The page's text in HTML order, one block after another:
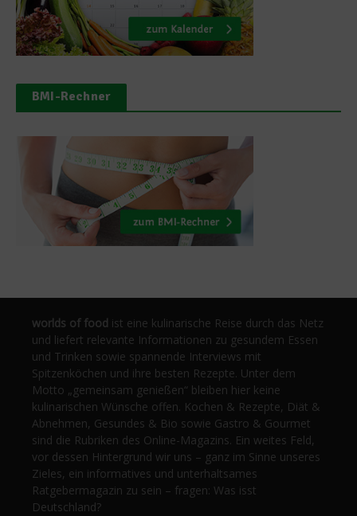
BMI-Rechner
worlds of food ist eine kulinarische Reise durch das Netz
und liefert relevante Informationen zu gesundem Essen
und Trinken sowie spannende Interviews mit
Spitzenköchen und ihre besten Rezepte. Unter dem
Motto „gemeinsam genießen“ bleiben hier keine
kulinarischen Wünsche offen. Kochen & Rezepte, Diät &
Abnehmen, Gesundes & Bio sowie Gastro & Gourmet
sind die Rubriken des Online-Magazins. Ein weites Feld,
vor dessen Hintergrund wir uns – ganz im Sinne unseres
Zieles, ein informatives und unterhaltsames
Ratgebermagazin zu sein – fragen: Was isst
Deutschland?